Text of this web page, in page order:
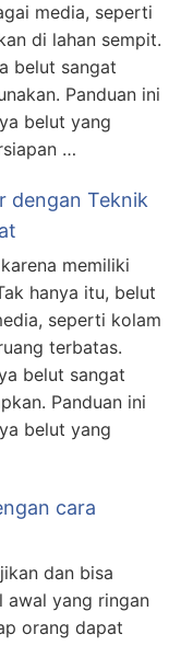
media, seperti
di lahan sempit.
belut sangat
Panduan ini
belut yang
…
dengan Teknik
memiliki
hanya itu, belut
seperti kolam
terbatas.
belut sangat
Panduan ini
belut yang
cara
dan bisa
awal yang ringan
orang dapat